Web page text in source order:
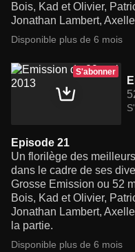
Bois, Kad et Olivier,
Jonathan Lambert,
Disponible plus de 6 mois
S'abonner
Episode 21
Un florilège des
dans le cadre de ses
Grosse Emission ou 52
Bois, Kad et Olivier,
Jonathan Lambert,
la partie.
Disponible plus de 6 mois